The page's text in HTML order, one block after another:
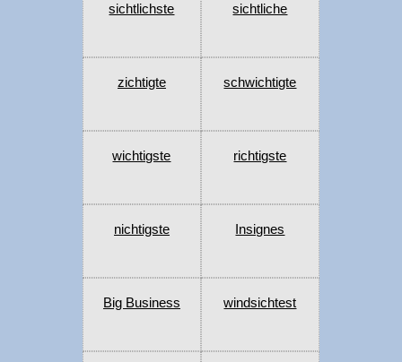
sichtlichste sichtliche
zichtigte schwichtigte
wichtigste richtigste
nichtigste Insignes
Big Business windsichtest